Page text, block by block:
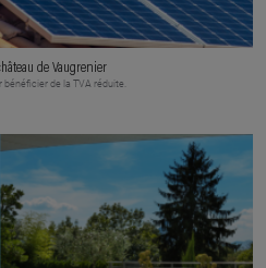
de Vaugrenier
bénéficier de la TVA réduite.